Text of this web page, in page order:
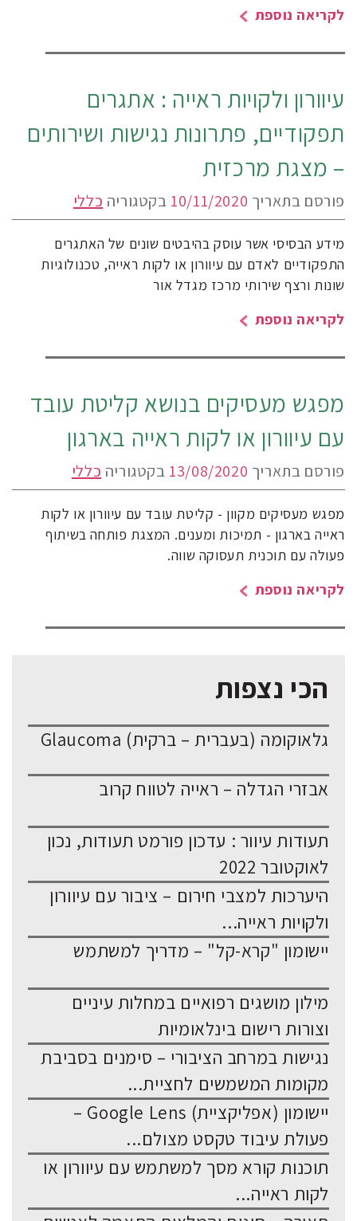
לקריאה נוספת
עיוורון ולקויות ראייה : אתגרים
תפקודיים, פתרונות נגישות ושירותים
– מצגת מרכזית
פורסם בתאריך 10/11/2020 בקטגוריה כללי
מידע הבסיסי אשר עוסק בהיבטים שונים של האתגרים
התפקודיים לאדם עם עיוורון או לקות ראייה, טכנולוגיות
שונות ורצף שירותי מרכז מגדל אור
לקריאה נוספת
מפגש מעסיקים בנושא קליטת עובד
עם עיוורון או לקות ראייה בארגון
פורסם בתאריך 13/08/2020 בקטגוריה כללי
מפגש מעסיקים מקוון - קליטת עובד עם עיוורון או לקות
ראייה בארגון - תמיכות ומענים. המצגת פותחה בשיתוף
פעולה עם תוכנית תעסוקה שווה.
לקריאה נוספת
הכי נצפות
גלאוקומה (בעברית – ברקית) Glaucoma
אבזרי הגדלה – ראייה לטווח קרוב
תעודות עיוור : עדכון פורמט תעודות, נכון
לאוקטובר 2022
היערכות למצבי חירום – ציבור עם עיוורון
ולקויות ראייה...
יישומון "קרא-קל" – מדריך למשתמש
מילון מושגים רפואיים במחלות עיניים
וצורות רישום בינלאומיות
נגישות במרחב הציבורי – סימנים בסביבת
מקומות המשמשים לחציית...
יישומון (אפליקציית) Google Lens –
פעולת עיבוד טקסט מצולם...
תוכנות קורא מסך למשתמש עם עיוורון או
לקות ראייה...